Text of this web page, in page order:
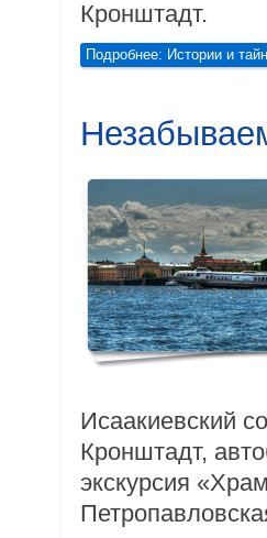
Кронштадт.
Подробнее: Истории и
Исаакиевский
Кронштадт,
экскурсия